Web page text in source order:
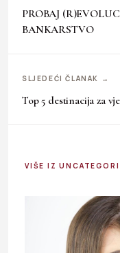
PROBAJ
BANKARSTVO
SLJEDEĆI ČLANAK →
Top 5 destinacija za
VIŠE IZ